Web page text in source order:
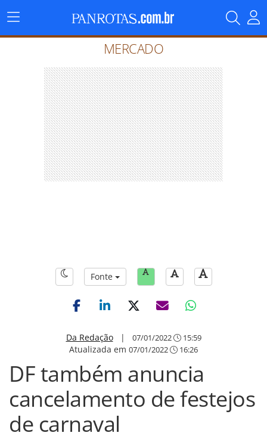
Menu
Principal
MERCADO
Fonte
Da Redação| 07/01/2022 15:59
Atualizada em 07/01/2022 16:26
DF também anuncia
cancelamento de festejos
de carnaval